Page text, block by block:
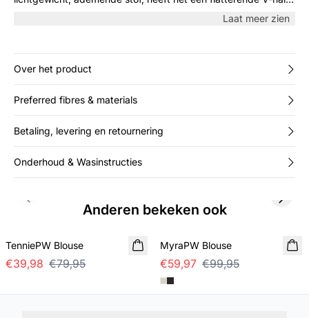
lange mouwen en een ontspannen pasvorm. Perfect voor
zowel werk als casual uitjes, combineer het met op maat
Laat meer zien
Over het product
Preferred fibres & materials
Betaling, levering en retournering
Onderhoud & Wasinstructies
Anderen bekeken ook
TenniePW Blouse
€39,98 €79,95
SALE
MyraPW Blouse
€59,97 €99,95
Previous slide Next